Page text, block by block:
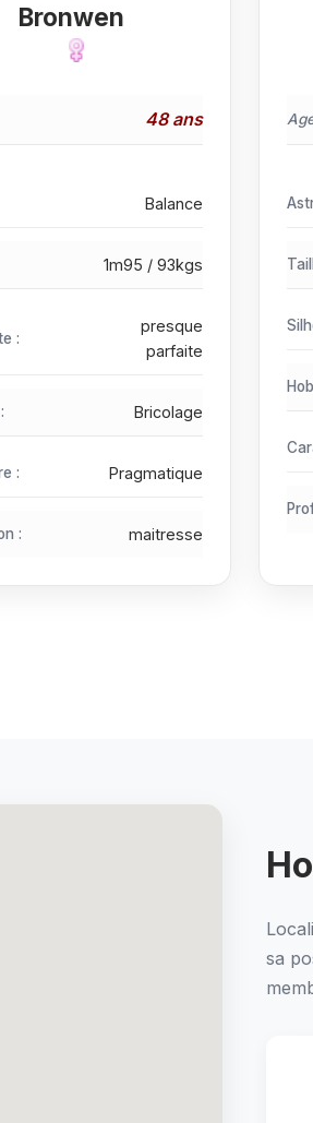
Bronwen
48 ans
Balance
1m95 / 93kgs
:
presque
parfaite
Bricolage
: Pragmatique
: maitresse
sa